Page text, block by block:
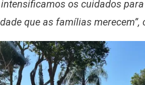
os cuidados
que as famílias merecem”,